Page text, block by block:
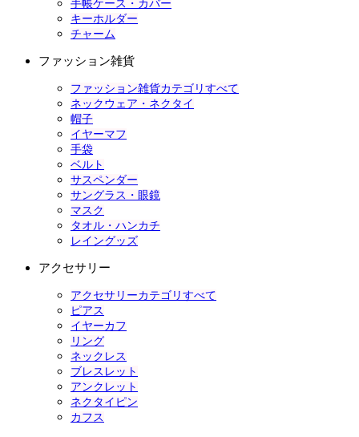
手帳ケース・カバー
キーホルダー
チャーム
ファッション雑貨
ファッション雑貨カテゴリすべて
ネックウェア・ネクタイ
帽子
イヤーマフ
手袋
ベルト
サスペンダー
サングラス・眼鏡
マスク
タオル・ハンカチ
レイングッズ
アクセサリー
アクセサリーカテゴリすべて
ピアス
イヤーカフ
リング
ネックレス
ブレスレット
アンクレット
ネクタイピン
カフス